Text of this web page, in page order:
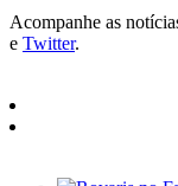
Acompanhe as
e Twitter.